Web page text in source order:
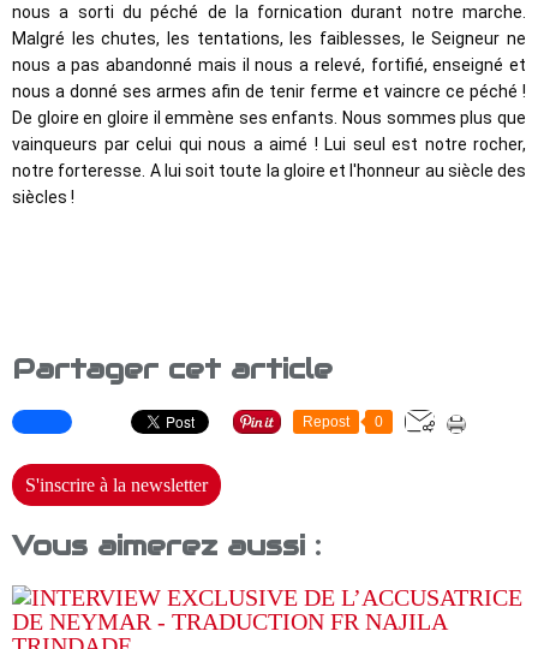
nous a sorti du péché de la fornication durant notre marche.
Malgré les chutes, les tentations, les faiblesses, le Seigneur ne
nous a pas abandonné mais il nous a relevé, fortifié, enseigné et
nous a donné ses armes afin de tenir ferme et vaincre ce péché !
De gloire en gloire il emmène ses enfants. Nous sommes plus que
vainqueurs par celui qui nous a aimé ! Lui seul est notre rocher,
notre forteresse. A lui soit toute la gloire et l'honneur au siècle des
siècles !
Partager cet article
Repost 0
S'inscrire à la newsletter
Vous aimerez aussi :